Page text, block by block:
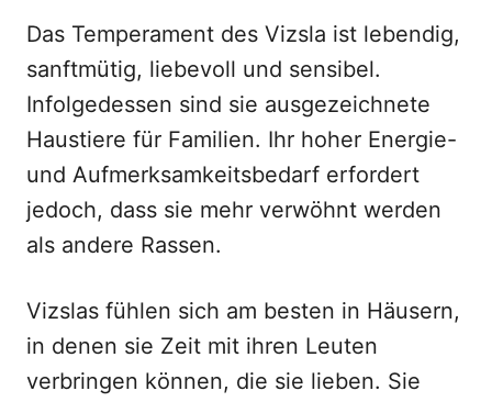
Das Temperament des Vizsla ist lebendig,
sanftmütig, liebevoll und sensibel.
Infolgedessen sind sie ausgezeichnete
Haustiere für Familien. Ihr hoher Energie-
und Aufmerksamkeitsbedarf erfordert
jedoch, dass sie mehr verwöhnt werden
als andere Rassen.
Vizslas fühlen sich am besten in Häusern,
in denen sie Zeit mit ihren Leuten
verbringen können, die sie lieben. Sie